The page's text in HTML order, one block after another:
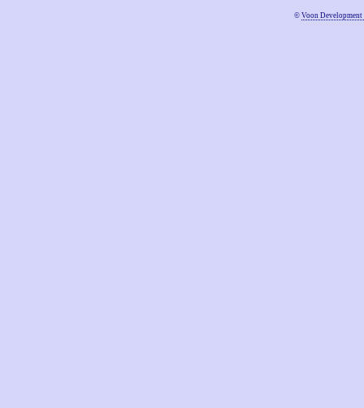
© Voon Development